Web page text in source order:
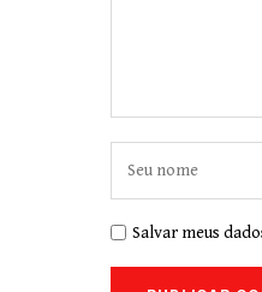
Salvar meus